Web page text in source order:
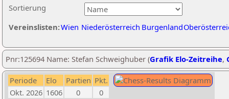
Sortierung
Vereinslisten:Wien Niederösterreich Burgenland
Pnr:125694 Name: Stefan Schweighuber (Grafik Elo-Zeitreihe,
Periode Elo Partien Pkt.
Okt. 2026 1606 0
0